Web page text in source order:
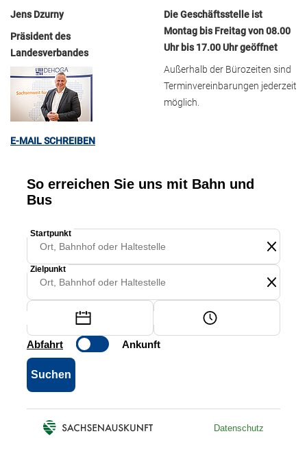
Jens Dzurny
Präsident des
Landesverbandes
E-MAIL SCHREIBEN
Die Geschäftsstelle ist
Montag bis Freitag von 08.00
Uhr bis 17.00 Uhr geöffnet
Außerhalb der Bürozeiten sind
Terminvereinbarungen jederzeit
möglich.